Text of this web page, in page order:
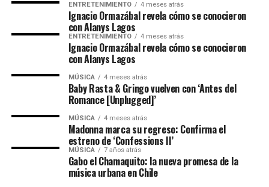
ENTRETENIMIENTO 4 meses atrás
Ignacio Ormazábal revela cómo se conocieron
con Alanys Lagos
ENTRETENIMIENTO 4 meses atrás
Ignacio Ormazábal revela cómo se conocieron
con Alanys Lagos
MÚSICA 4 meses atrás
Baby Rasta & Gringo vuelven con ‘Antes del
Romance [Unplugged]’
MÚSICA 4 meses atrás
Madonna marca su regreso: Confirma el
estreno de ‘Confessions II’
MÚSICA 7 años atrás
Gabo el Chamaquito: la nueva promesa de la
música urbana en Chile